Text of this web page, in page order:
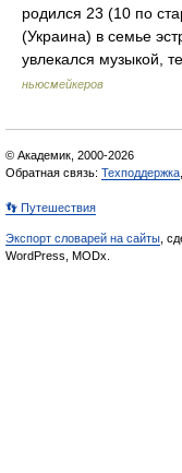
родился 23 (10 по
(Украина) в семье
увлекался музыкой,
ньюсмейкеров
© Академик, 2000-2026
Обратная связь: Техподдержка
👣 Путешествия
Экспорт словарей на сайты ,
WordPress, MODx.